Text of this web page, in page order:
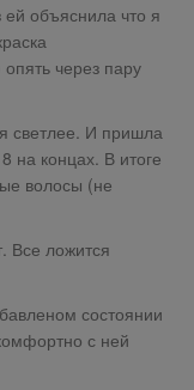
объяснила что я
через пару
светлее. И пришла
на концах. В итоге
волосы (не
Все ложится
состоянии
с ней